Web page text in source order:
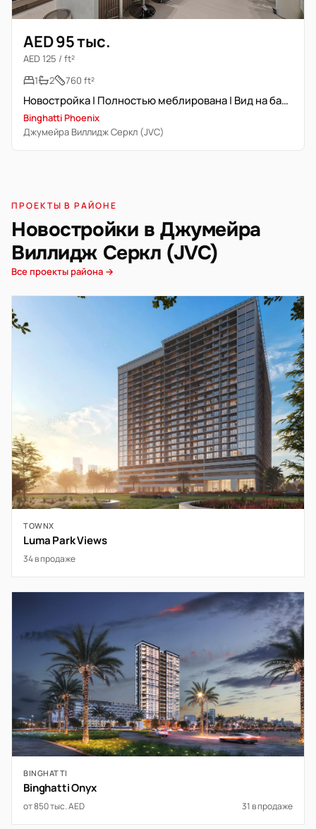
AED 95 тыс.
AED 125 / ft²
1
2 760 ft²
Новостройка | Полностью меблирована | Вид на бассейн
Binghatti Phoenix
Джумейра Виллидж Серкл (JVC)
ПРОЕКТЫ В РАЙОНЕ
Новостройки в Джумейра
Виллидж Серкл (JVC)
Все проекты района →
TOWNX
Luma Park Views
34 в продаже
BINGHATTI
Binghatti Onyx
от 850 тыс. AED 31 в продаже